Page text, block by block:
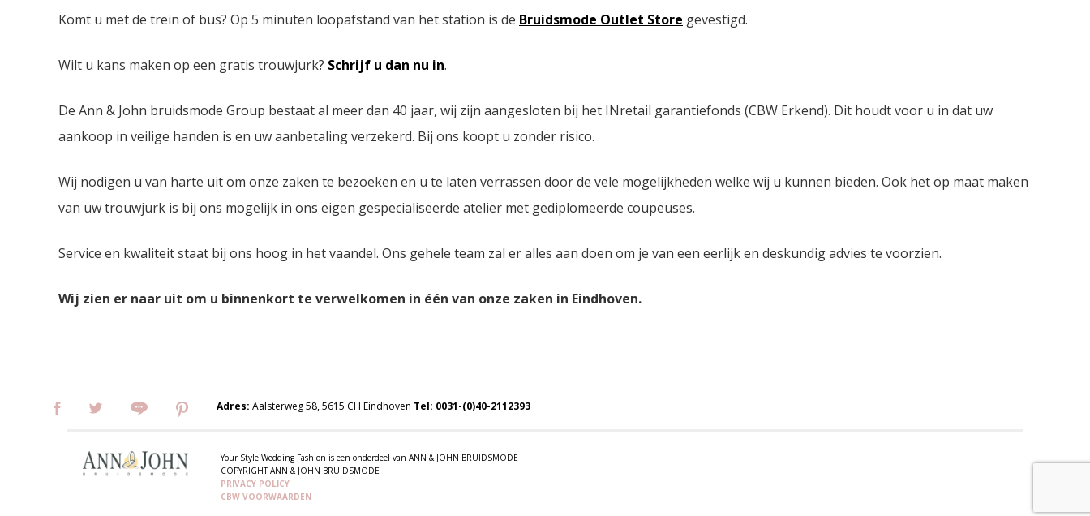
Komt u met de trein of bus? Op 5 minuten loopafstand van het station is de Bruidsmode Outlet Store gevestigd.
Wilt u kans maken op een gratis trouwjurk? Schrijf u dan nu in.
De Ann & John bruidsmode Group bestaat al meer dan 40 jaar, wij zijn aangesloten bij het INretail garantiefonds (CBW Erkend). Dit houdt voor u in dat uw
aankoop in veilige handen is en uw aanbetaling verzekerd. Bij ons koopt u zonder risico.
Wij nodigen u van harte uit om onze zaken te bezoeken en u te laten verrassen door de vele mogelijkheden welke wij u kunnen bieden. Ook het op maat maken
van uw trouwjurk is bij ons mogelijk in ons eigen gespecialiseerde atelier met gediplomeerde coupeuses.
Service en kwaliteit staat bij ons hoog in het vaandel. Ons gehele team zal er alles aan doen om je van een eerlijk en deskundig advies te voorzien.
Wij zien er naar uit om u binnenkort te verwelkomen in één van onze zaken in Eindhoven.
Adres:Aalsterweg 58, 5615 CH Eindhoven Tel: 0031-(0)40-2112393
Your Style Wedding Fashion is een onderdeel van ANN & JOHN BRUIDSMODE
COPYRIGHT ANN & JOHN BRUIDSMODE
PRIVACY POLICY
CBW VOORWAARDEN